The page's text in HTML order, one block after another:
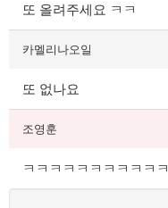
또 올려주세요 ㅋㅋ
카멜리나오일
또 없나요
조영훈
ㅋㅋㅋㅋㅋㅋㅋㅋㅋㅋㅋ